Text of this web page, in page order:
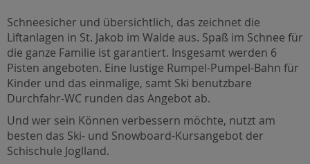
Schneesicher und übersichtlich, das zeichnet die
Liftanlagen in St. Jakob im Walde aus. Spaß im Schnee für
die ganze Familie ist garantiert. Insgesamt werden 6
Pisten angeboten. Eine lustige Rumpel-Pumpel-Bahn für
Kinder und das einmalige, samt Ski benutzbare
Durchfahr-WC runden das Angebot ab.
Und wer sein Können verbessern möchte, nutzt am
besten das Ski- und Snowboard-Kursangebot der
Schischule Joglland.